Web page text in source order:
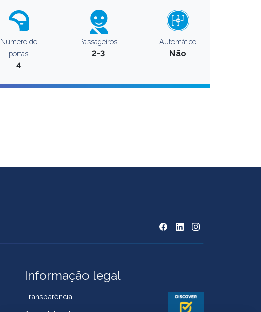
Número de
portas
4
Passageiros
2-3
Automático
Não
Informação legal
Transparência